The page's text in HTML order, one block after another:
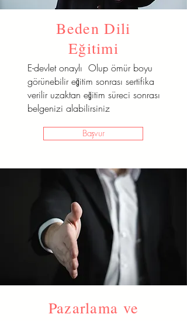
Beden Dili
Eğitimi
E-devlet onaylı Olup ömür boyu
görünebilir eğitim sonrası sertifika
verilir uzaktan eğitim süreci sonrası
belgenizi alabilirsiniz
Başvur
Pazarlama ve